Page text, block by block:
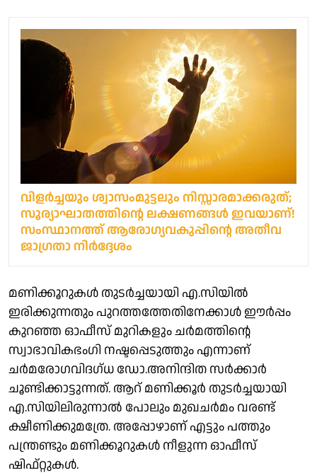
വിളർച്ചയും ശ്വാസംമുട്ടലും നിസ്സാരമാക്കരുത്;
സൂര്യാഘാതത്തിന്റെ ലക്ഷണങ്ങൾ ഇവയാണ്!
സംസ്ഥാനത്ത് ആരോഗ്യവകുപ്പിന്റെ അതീവ
ജാഗ്രതാ നിർദ്ദേശം
മണിക്കൂറുകൾ തുടർച്ചയായി എ.സിയിൽ
ഇരിക്കുന്നതും പുറത്തത്തേതിനേക്കാൾ ഈർപ്പം
കുറഞ്ഞ ഓഫീസ് മുറികളും ചർമത്തിന്റെ
സ്വാഭാവികഭംഗി നഷ്ടപ്പെടുത്തും എന്നാണ്
ചർമരോഗവിദഗ്ധ ഡോ.അനിന്ദിത സർക്കാർ
ചൂണ്ടിക്കാട്ടുന്നത്. ആറ് മണിക്കൂർ തുടർച്ചയായി
എ.സിയിലിരുന്നാൽ പോലും മുഖചർമം വരണ്ട്
ക്ഷീണിക്കുമത്രേ. അപ്പോഴാണ് എട്ടും പത്തും
പന്ത്രണ്ടും മണിക്കൂറുകൾ നീളുന്ന ഓഫീസ്
ഷിഫ്റ്റുകൾ.